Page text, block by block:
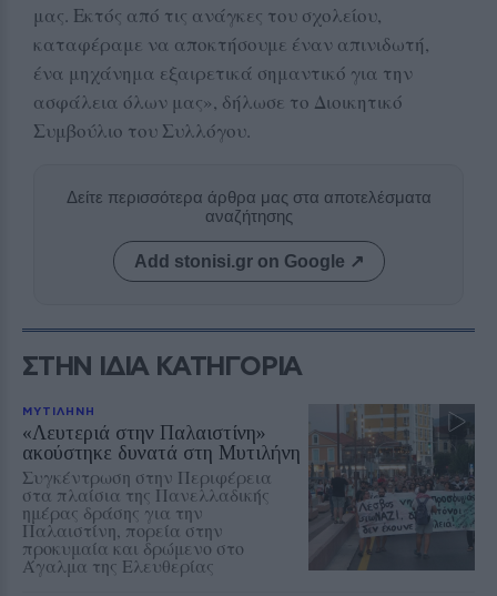
μας. Εκτός από τις ανάγκες του σχολείου,
καταφέραμε να αποκτήσουμε έναν απινιδωτή,
ένα μηχάνημα εξαιρετικά σημαντικό για την
ασφάλεια όλων μας», δήλωσε το Διοικητικό
Συμβούλιο του Συλλόγου.
Δείτε περισσότερα άρθρα μας στα αποτελέσματα
αναζήτησης
Add stonisi.gr on Google ↗
ΣΤΗΝ ΙΔΙΑ ΚΑΤΗΓΟΡΙΑ
ΜΥΤΙΛΗΝΗ
«Λευτεριά στην Παλαιστίνη»
ακούστηκε δυνατά στη Μυτιλήνη
Συγκέντρωση στην Περιφέρεια
στα πλαίσια της Πανελλαδικής
ημέρας δράσης για την
Παλαιστίνη, πορεία στην
προκυμαία και δρώμενο στο
Άγαλμα της Ελευθερίας